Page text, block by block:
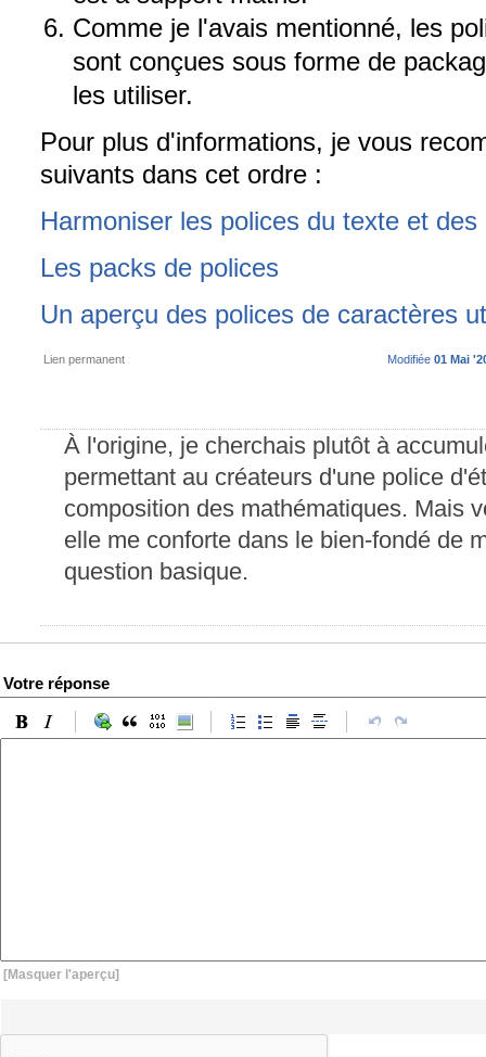
Comme je l'avais mentionné, les
sont conçues sous forme de
les utiliser.
Pour plus d'informations, je vous
suivants dans cet ordre :
Harmoniser les polices du texte et
Les packs de polices
Un aperçu des polices de caractères
Lien permanent Modifiée 01 Mai
À l'origine, je cherchais plutôt à
permettant au créateurs d'une police
composition des mathématiques. Mais
elle me conforte dans le bien-fondé de
question basique.
Votre réponse
[Masquer l'aperçu]